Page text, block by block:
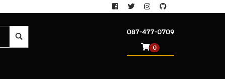
087-477-0709
0